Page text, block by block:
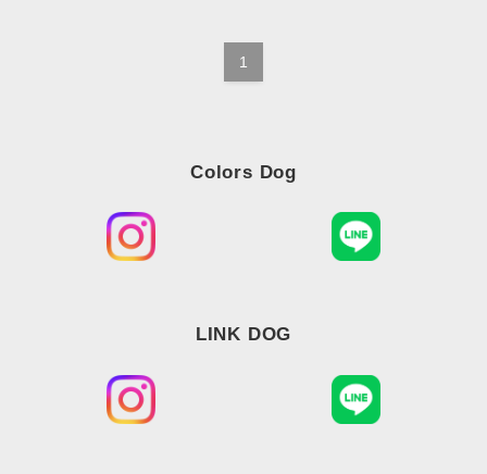
1
Colors Dog
LINK DOG